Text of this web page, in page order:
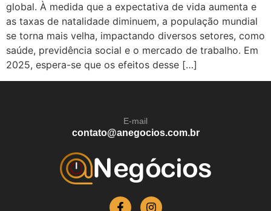
global. À medida que a expectativa de vida aumenta e
as taxas de natalidade diminuem, a população mundial
se torna mais velha, impactando diversos setores, como
saúde, previdência social e o mercado de trabalho. Em
2025, espera-se que os efeitos desse […]
E-mail
contato@anegocios.com.br